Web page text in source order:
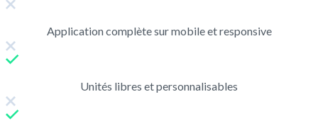
Application complète sur mobile et responsive
Unités libres et personnalisables